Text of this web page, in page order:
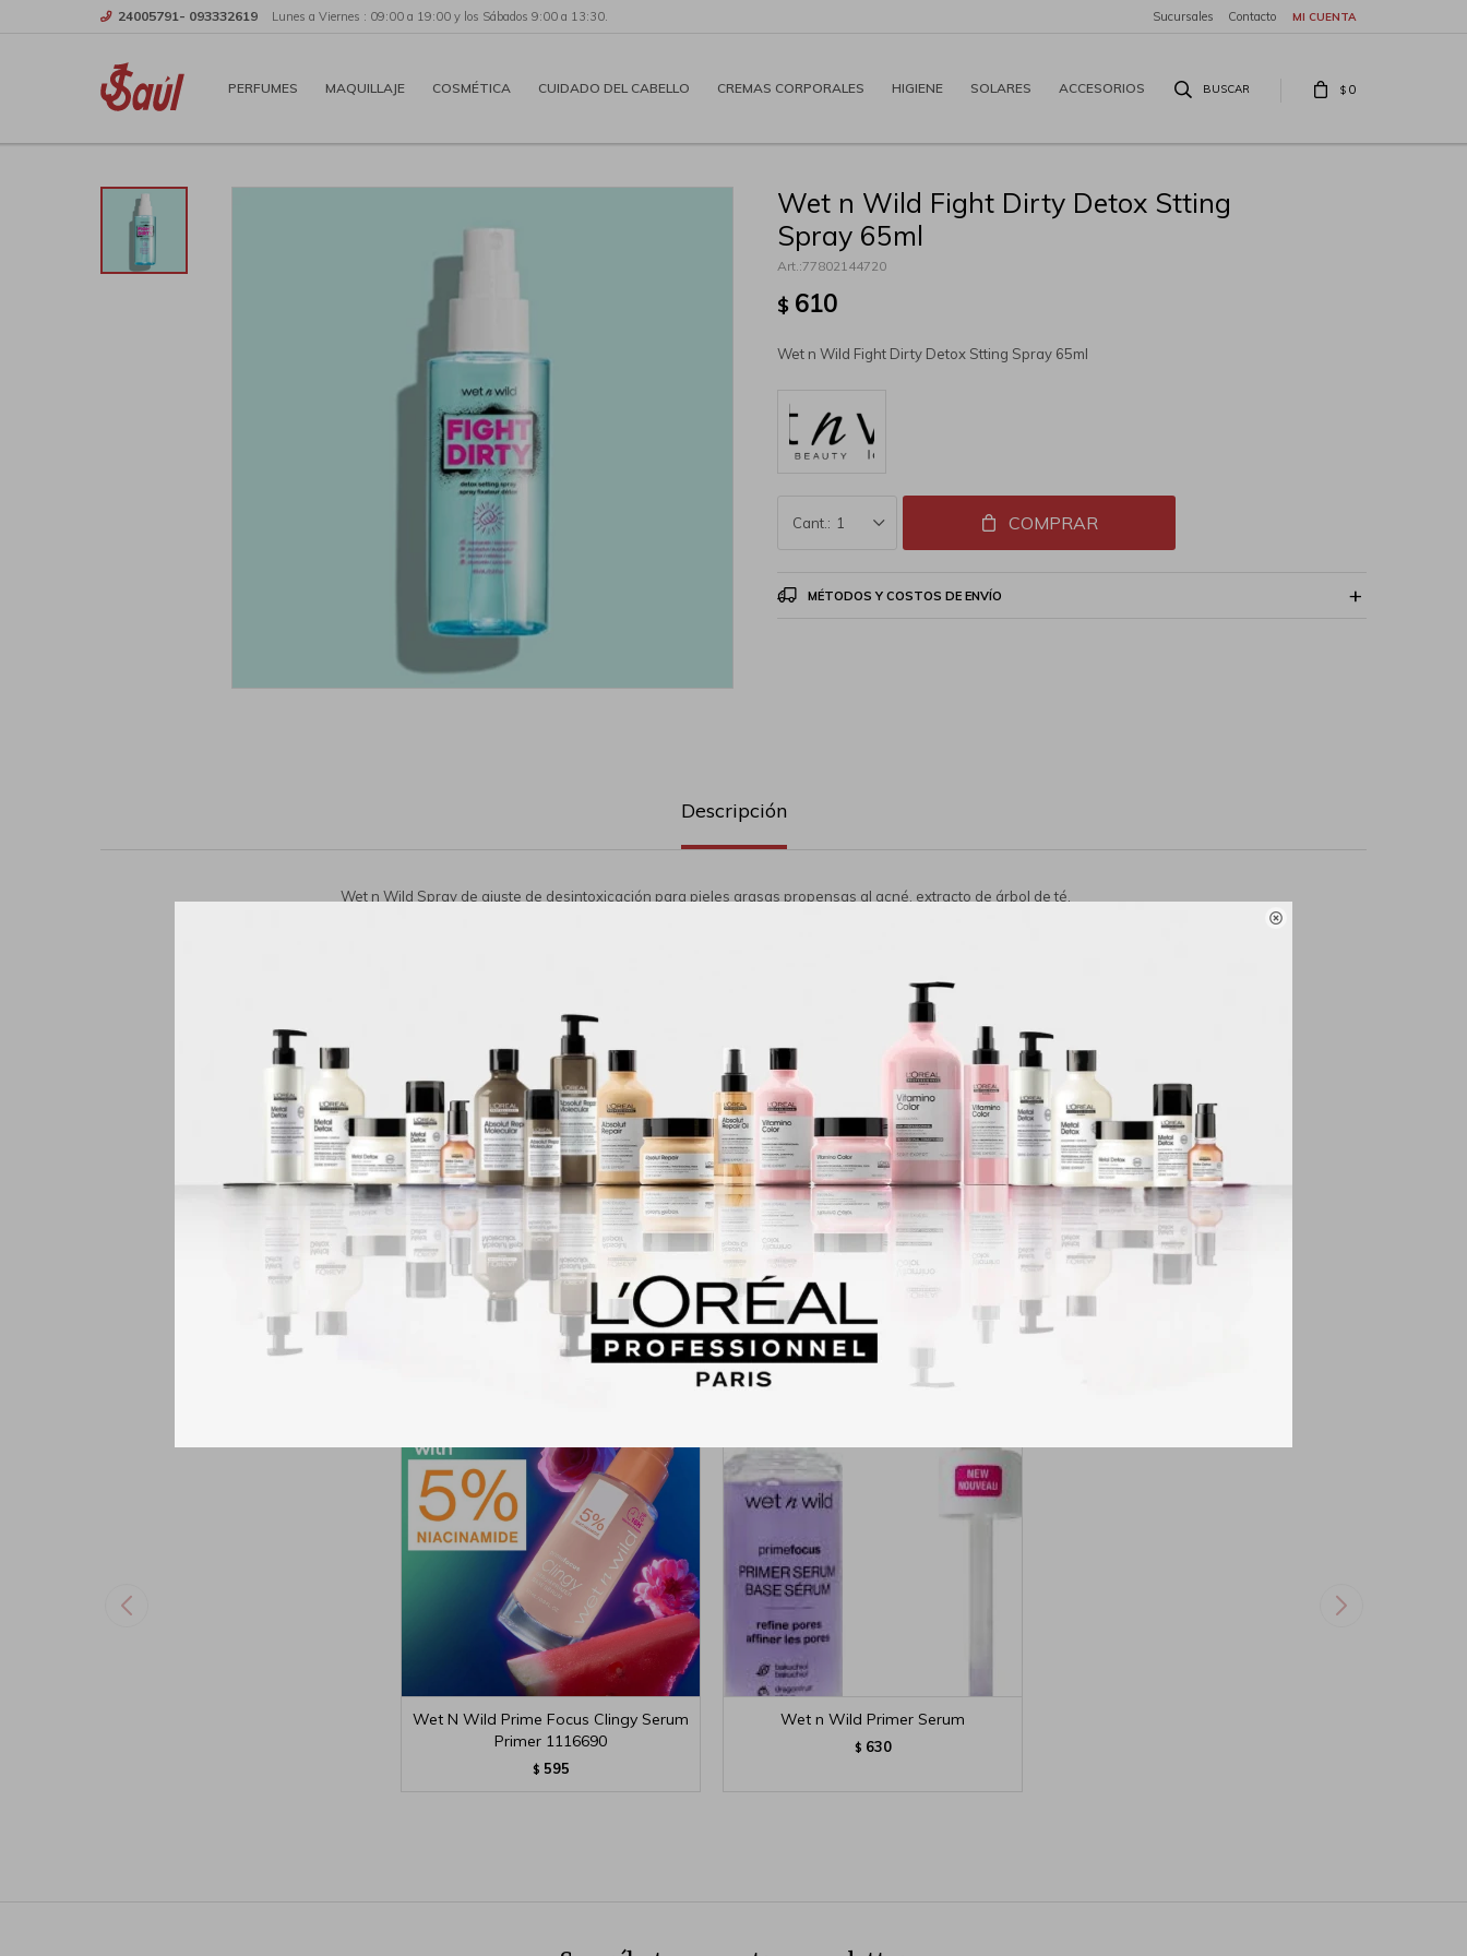

PERFUMES MAQUILLAJE COSMÉTICA CUIDADO DEL CABELLO CREMAS CORPORALES HIGIENE SOLARES ACCESORIOS $ 0
24005791- 093332619 Lunes a Viernes : 09:00 a 19:00 y los Sábados 9:00 a 13:30. Sucursales Contacto
Wet n Wild Fight Dirty Detox Stting
Spray 65ml
77802144720
$ 610
Wet n Wild Fight Dirty Detox Stting Spray 65ml
1 COMPRAR
MÉTODOS Y COSTOS DE ENVÍO
Descripción
Wet n Wild Spray de ajuste de desintoxicación para pieles grasas propensas al acné, extracto de árbol de té,
Ingredientes desintoxicantes: formulado con una mezcla nutritiva de extracto de manzanilla, hamamelis de
bruja, colágeno vegetal, extracto de árbol de té y aceite de eucalipto, este spray fijador deja la piel fresca,
tonificada e hidratada.
Mejora la tez: esta mezcla purificadora de ingredientes ayuda a calmar la piel, retener la humedad y
minimizar los poros.
Para todos los tipos de piel: ya sea que tengas piel naturalmente seca, grasa o combinada, este spray de
imprimación funciona de maravilla en cualquier tipo de piel.
Libre de crueldad animal y vegano: los productos de maquillaje Wet n Wild nunca se prueban en animales y
siempre son libres de crueldad.
Productos que te pueden interesar
Wet N Wild Prime Focus Clingy Serum
Primer 1116690
$ 595
Wet n Wild Primer Serum
$ 630